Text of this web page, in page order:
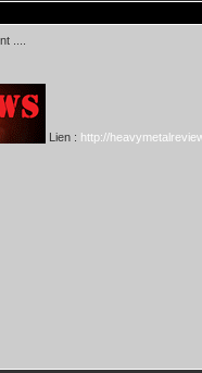
....
Lien : http://